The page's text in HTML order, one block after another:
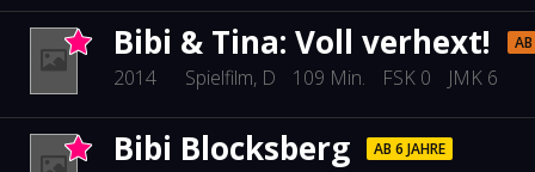
Bibi & Tina: Voll verhext! AB
2014 Spielfilm, D 109 Min. FSK 0 JMK 6
Bibi Blocksberg AB 6 JAHRE